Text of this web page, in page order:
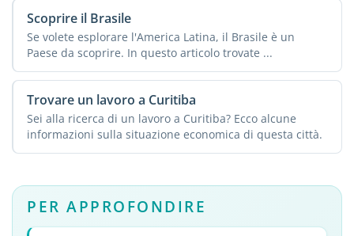
Scoprire il Brasile
Se volete esplorare l'America Latina, il Brasile è un
Paese da scoprire. In questo articolo trovate ...
Trovare un lavoro a Curitiba
Sei alla ricerca di un lavoro a Curitiba? Ecco alcune
informazioni sulla situazione economica di questa città.
PER APPROFONDIRE